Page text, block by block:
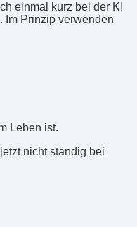
einmal kurz bei der KI
Im Prinzip verwenden
Leben ist.
nicht ständig bei